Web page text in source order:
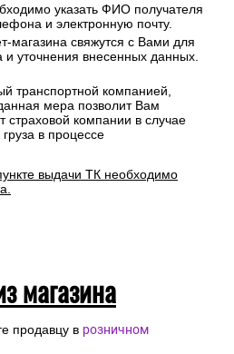
указать ФИО получателя
и электронную почту.
магазина свяжутся с Вами для
и уточнения внесенных данных.
транспортной компанией,
мера позволит Вам
страховой компании в случае
в процессе
выдачи ТК необходимо
магазина
продавцу в розничном